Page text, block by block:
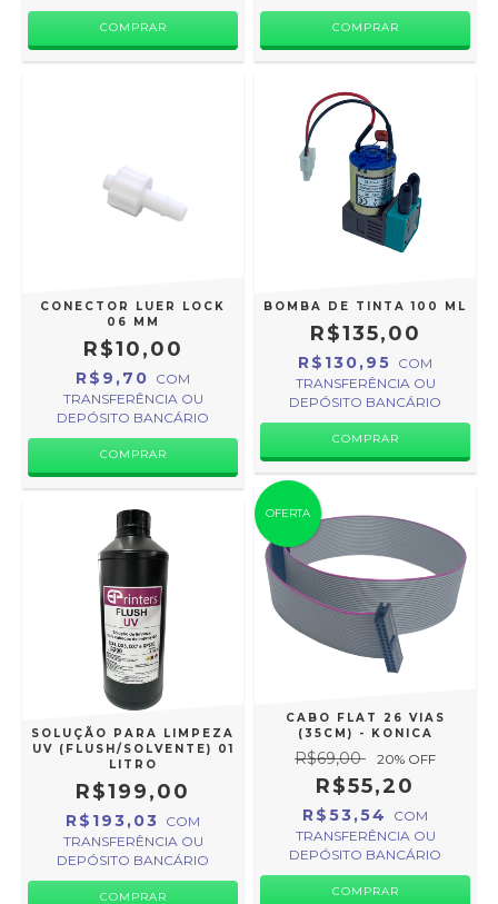
CONECTOR LUER LOCK
06 MM
R$10,00
R$9,70 COM
TRANSFERÊNCIA OU
DEPÓSITO BANCÁRIO
BOMBA DE TINTA 100 ML
R$135,00
R$130,95 COM
TRANSFERÊNCIA OU
DEPÓSITO BANCÁRIO
SOLUÇÃO PARA LIMPEZA
UV (FLUSH/SOLVENTE) 01
LITRO
R$199,00
R$193,03
COM
TRANSFERÊNCIA OU
DEPÓSITO BANCÁRIO
OFERTA
CABO FLAT 26 VIAS
(35CM) - KONICA
R$69,00 20% OFF
R$55,20
R$53,54
COM
TRANSFERÊNCIA OU
DEPÓSITO BANCÁRIO